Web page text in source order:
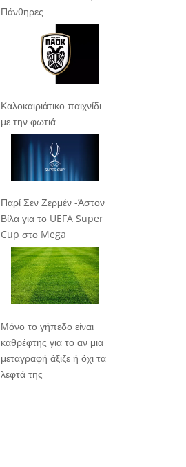
Πάνθηρες
Καλοκαιριάτικο παιχνίδι
με την φωτιά
Παρί Σεν Ζερμέν -Άστον
Βίλα για το UEFA Super
Cup στο Mega
Μόνο το γήπεδο είναι
καθρέφτης για το αν μια
μεταγραφή άξιζε ή όχι τα
λεφτά της